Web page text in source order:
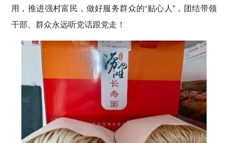
用，推进强村富民，做好服务群众的“贴心人”，团结带领
干部、群众永远听党话跟党走！